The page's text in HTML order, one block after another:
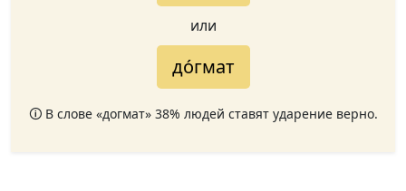
или
до́гмат
🛈 В слове «догмат» 38% людей ставят ударение верно.